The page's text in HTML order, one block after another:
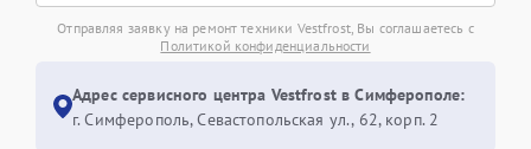
Отправляя заявку на ремонт техники Vestfrost, Вы соглашаетесь с
Политикой конфиденциальности
Адрес сервисного центра Vestfrost в Симферополе:
г. Симферополь, Севастопольская ул., 62, корп. 2